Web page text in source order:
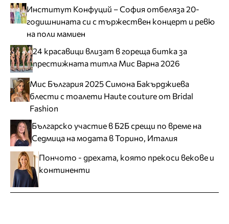
Институт Конфуций – София отбеляза 20-
годишнината си с тържествен концерт и ревю
на поли мамиен
24 красавици влизат в гореща битка за
престижната титла Мис Варна 2026
Мис България 2025 Симона Бакърджиева
блести с тоалети Haute couture от Bridal
Fashion
Българско участие в Б2Б срещи по време на
Седмица на модата в Торино, Италия
Пончото - дрехата, която прекоси векове и
континенти